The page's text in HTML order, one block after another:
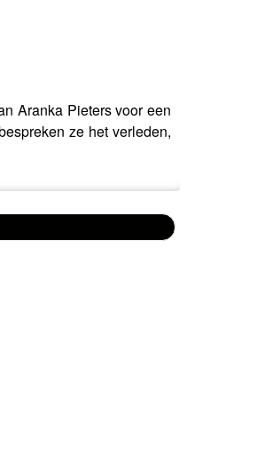
Aranka Pieters voor een
ze het verleden,